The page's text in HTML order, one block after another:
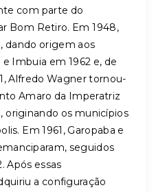
com parte do
Bom Retiro. Em 1948,
dando origem aos
Imbuia em 1962 e, de
Alfredo Wagner tornou-
Amaro da Imperatriz
originando os municípios
Em 1961, Garopaba e
seguidos
Após essas
a configuração